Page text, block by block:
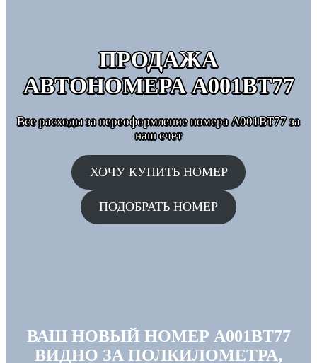
ПРОДАЖА
АВТОНОМЕРАА001ВТ77
Все расходы за переоформление номера А001ВТ77 за
наш счет
ХОЧУ КУПИТЬ НОМЕР
ПОДОБРАТЬ НОМЕР
ВАШ НОВЫЙ НОМЕР А001ВТ77
ВИДНО ЗА ПОЛКИЛОМЕТРА,